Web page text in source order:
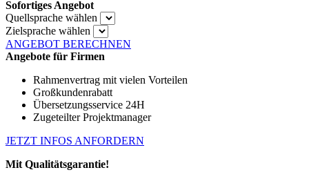
Sofortiges Angebot
Quellsprache wählen
Zielsprache wählen
ANGEBOT BERECHNEN
Angebote für Firmen
Rahmenvertrag mit vielen Vorteilen
Großkundenrabatt
Übersetzungsservice 24H
Zugeteilter Projektmanager
JETZT INFOS ANFORDERN
Mit Qualitätsgarantie!